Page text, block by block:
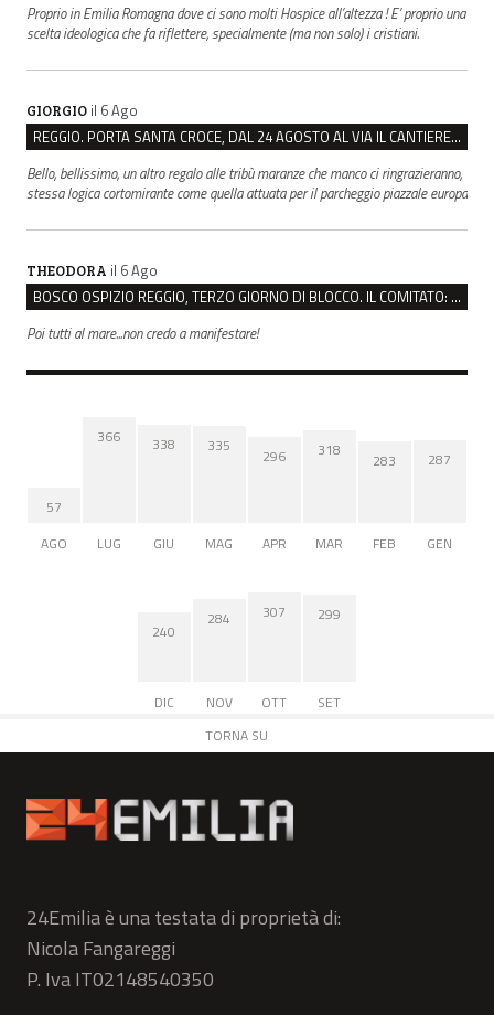
Proprio in Emilia Romagna dove ci sono molti Hospice all’altezza ! E’ proprio una
scelta ideologica che fa riflettere, specialmente (ma non solo) i cristiani.
GIORGIO il 6 Ago
REGGIO. PORTA SANTA CROCE, DAL 24 AGOSTO AL VIA IL CANTIERE PER IL NUOVO COLLETTORE FOGNARIO
Bello, bellissimo, un altro regalo alle tribù maranze che manco ci ringrazieranno,
stessa logica cortomirante come quella attuata per il parcheggio piazzale europa
THEODORA il 6 Ago
BOSCO OSPIZIO REGGIO, TERZO GIORNO DI BLOCCO. IL COMITATO: “PRESIDIO FINO A VENERDÌ”
Poi tutti al mare...non credo a manifestare!
57
AGO
366
LUG
338
GIU
335
MAG
296
APR
318
MAR
283
FEB
287
GEN
240
DIC
284
NOV
307
OTT
299
SET
TORNA SU
24Emilia è una testata di proprietà di:
Nicola Fangareggi
P. Iva IT02148540350